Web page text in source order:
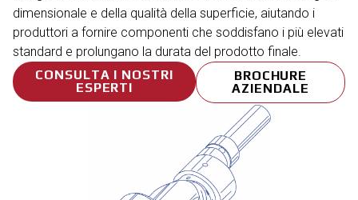
dimensionale e della qualità della superficie, aiutando i
produttori a fornire componenti che soddisfano i più elevati
standard e prolungano la durata del prodotto finale.
CONSULTA I NOSTRI
ESPERTI
BROCHURE
AZIENDALE